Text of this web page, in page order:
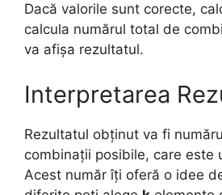
Dacă valorile sunt corecte,
calcula numărul total de
va afișa rezultatul.
Interpretarea
Rezultatul obținut va fi
combinații posibile, care este
Acest număr îți oferă o idee